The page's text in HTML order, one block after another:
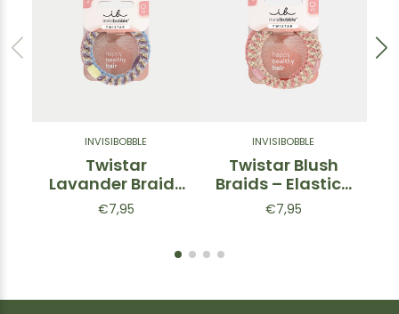
INVISIBOBBLE
Twistar
Lavander Braids
- Elastico per
€7,95
INVISIBOBBLE
Twistar Blush
Braids – Elastico
per capelli 3pz
€7,95